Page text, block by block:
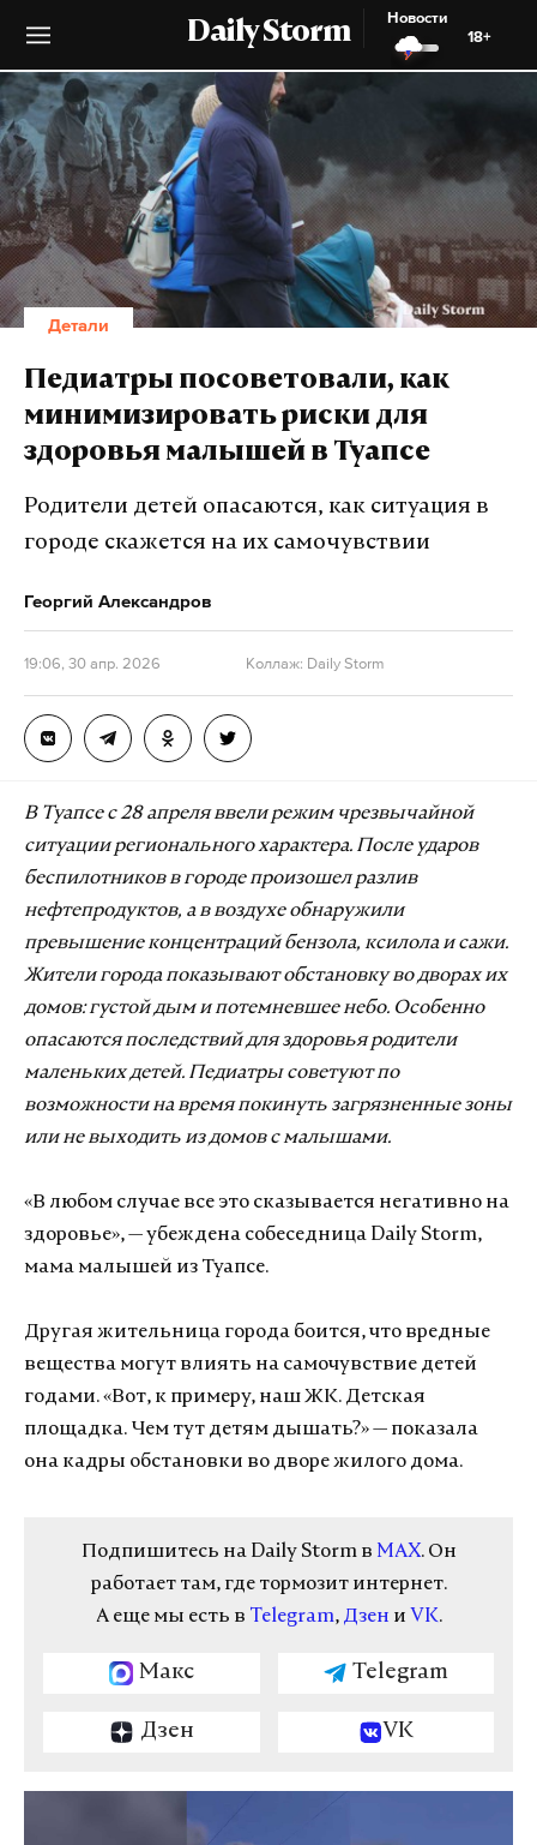
Daily Storm
Новости
18+
Детали
Педиатры посоветовали, как
минимизировать риски для
здоровья малышей в Туапсе
Родители детей опасаются, как ситуация в
городе скажется на их самочувствии
Георгий Александров
19:06, 30 апр. 2026 Коллаж: Daily Storm
В Туапсе с 28 апреля ввели режим чрезвычайной
ситуации регионального характера. После ударов
беспилотников в городе произошел разлив
нефтепродуктов, а в воздухе обнаружили
превышение концентраций бензола, ксилола и сажи.
Жители города показывают обстановку во дворах их
домов: густой дым и потемневшее небо. Особенно
опасаются последствий для здоровья родители
маленьких детей. Педиатры советуют по
возможности на время покинуть загрязненные зоны
или не выходить из домов с малышами.
«В любом случае все это сказывается негативно на
здоровье», — убеждена собеседница Daily Storm,
мама малышей из Туапсе.
Другая жительница города боится, что вредные
вещества могут влиять на самочувствие детей
годами. «Вот, к примеру, наш ЖК. Детская
площадка. Чем тут детям дышать?» — показала
она кадры обстановки во дворе жилого дома.
Подпишитесь на Daily Storm в MAX. Он
работает там, где тормозит интернет.
А еще мы есть в Telegram, Дзен и VK.
Макс Telegram
Дзен VK